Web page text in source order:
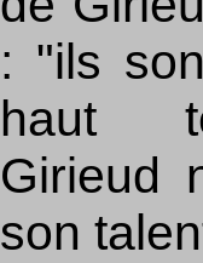
:
ils
haut
Girieud
son